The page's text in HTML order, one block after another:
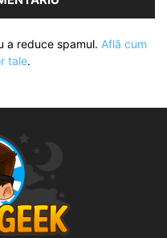
a reduce spamul. Află cum
tale.